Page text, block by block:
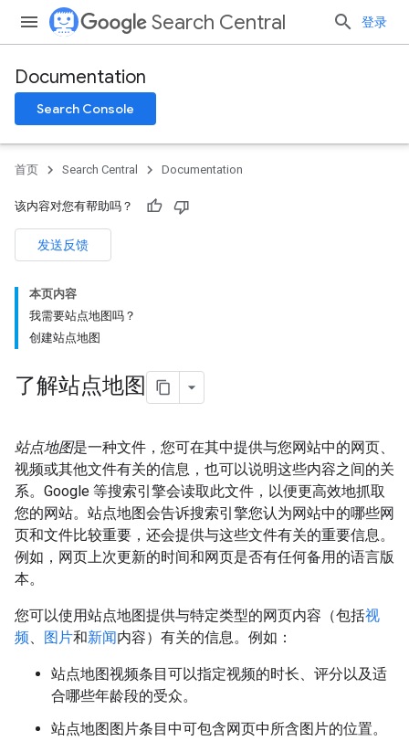
Search Central 登录
Documentation
Search Console
首页 Search Central Documentation
该内容对您有帮助吗？
发送反馈
本页内容
我需要站点地图吗？
创建站点地图
了解站点地图
站点地图是一种文件，您可在其中提供与您网站中的网页、
视频或其他文件有关的信息，也可以说明这些内容之间的关
系。Google 等搜索引擎会读取此文件，以便更高效地抓取
您的网站。站点地图会告诉搜索引擎您认为网站中的哪些网
页和文件比较重要，还会提供与这些文件有关的重要信息。
例如，网页上次更新的时间和网页是否有任何备用的语言版
本。
您可以使用站点地图提供与特定类型的网页内容（包括视
频、 图片和新闻内容）有关的信息。例如：
站点地图视频条目可以指定视频的时长、评分以及适
合哪些年龄段的受众。
站点地图图片条目中可包含网页中所含图片的位置。